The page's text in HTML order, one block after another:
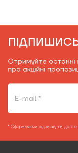
Отримуйте останні
про акційні
* Оформляючи підписку ви даєте